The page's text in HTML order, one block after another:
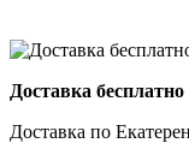
Доставка бесплатно
Доставка по